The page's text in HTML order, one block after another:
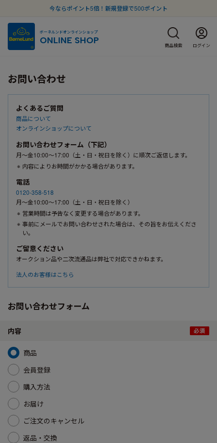
今ならポイント5倍！新規登録で500ポイント
ボーネルンドオンラインショップ
ONLINE SHOP 商品検索 ログイン
お問い合わせ
よくあるご質問
商品について
オンラインショップについて
お問い合わせフォーム（下記）
月〜金10:00〜17:00（土・日・祝日を除く）に順次ご返信します。
内容によりお時間がかかる場合があります。
電話
0120-358-518
月〜金10:00〜17:00（土・日・祝日を除く）
営業時間は予告なく変更する場合があります。
事前にメールでお問い合わせされた場合は、その旨をお伝えくださ
い。
ご留意ください
オークション品や二次流通品は弊社で対応できかねます。
法人のお客様はこちら
お問い合わせフォーム
内容
商品
会員登録
購入方法
お届け
ご注文のキャンセル
返品・交換